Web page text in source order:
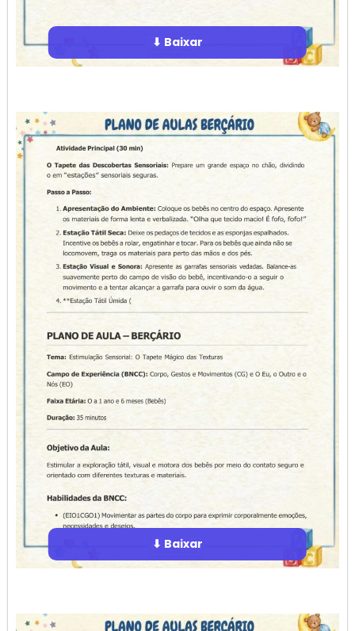
⬇ Baixar
⬇ Baixar